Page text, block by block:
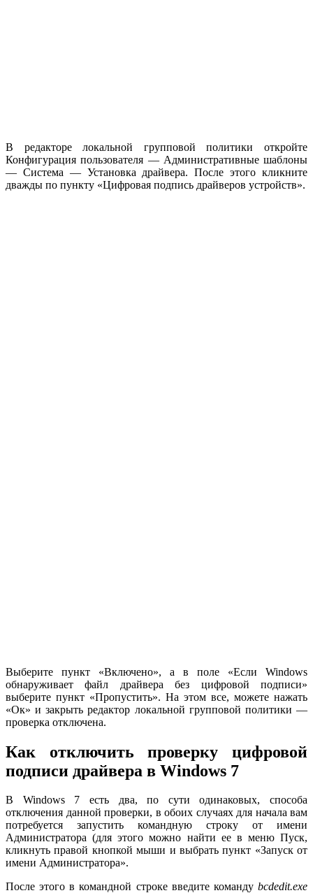
В редакторе локальной групповой политики откройте
Конфигурация пользователя — Административные шаблоны
— Система — Установка драйвера. После этого кликните
дважды по пункту «Цифровая подпись драйверов устройств».
Выберите пункт «Включено», а в поле «Если Windows
обнаруживает файл драйвера без цифровой подписи»
выберите пункт «Пропустить». На этом все, можете нажать
«Ок» и закрыть редактор локальной групповой политики —
проверка отключена.
Как отключить проверку цифровой
подписи драйвера в Windows 7
В Windows 7 есть два, по сути одинаковых, способа
отключения данной проверки, в обоих случаях для начала вам
потребуется запустить командную строку от имени
Администратора (для этого можно найти ее в меню Пуск,
кликнуть правой кнопкой мыши и выбрать пункт «Запуск от
имени Администратора».
После этого в командной строке введите команду bcdedit.exe